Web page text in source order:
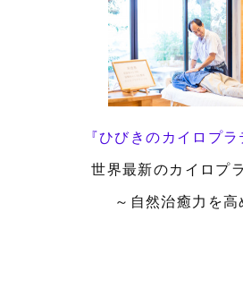
『ひびきのカイロプラ
世界最新のカイロプ
～自然治癒力を高